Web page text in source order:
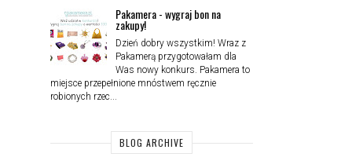
Pakamera - wygraj bon na
zakupy!
Dzień dobry wszystkim! Wraz z
Pakamerą przygotowałam dla
Was nowy konkurs. Pakamera to
miejsce przepełnione mnóstwem ręcznie
robionych rzec...
BLOG ARCHIVE